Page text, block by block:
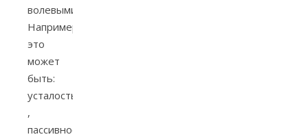
волевыми.
Например,
это
может
быть:
усталость​
,
пассивность​